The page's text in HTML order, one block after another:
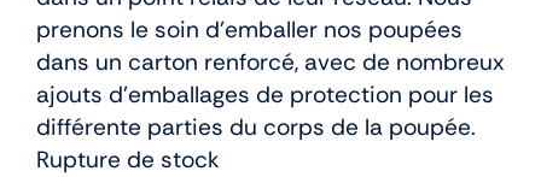
prenons le soin d’emballer nos poupées
dans un carton renforcé, avec de nombreux
ajouts d’emballages de protection pour les
différente parties du corps de la poupée.
Rupture de stock